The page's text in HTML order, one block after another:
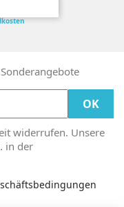
widerrufen. Unsere
in der